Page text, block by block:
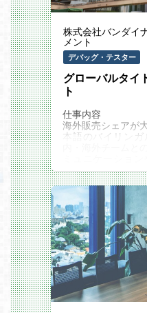
柔軟な働き方が可
キャリアの拡張性
じて、スタジオ・
や、3DCG制作へ
業の中で幅広いキ
できます。
事業部門からの会
ロジェクト相談へ
「事業最適」を追
ョンの浸透と推進
連結決算に関連す
社間の債権債務管理
科目セグメント配
外取引（越境プラ
このポジションの
事業立ち上げへ
シュフローや業務
め、事業へのダイ
きます。
大きな裁量権：
務権限内で実行に
ムや事業を巻き込
ます。
グループ規模での
ングスの一員とし
大規模なグループ
わる経験が得られ
株式会社バンダイ
メント
デバッグ・テスター
グローバルタイ
ト
仕事内容
海外販売シェアが
本語のバイリン
ミュニケーショ
び、下記の業務を
・国際会議の運用
・国内、海外のデ
報告業務
・品質管理に関す
業務 ほか、海外品
・上記業務に関連
募集背景
現在、当社では製
向上に取り組んで
当社のゲームおよ
けて発売・サービ